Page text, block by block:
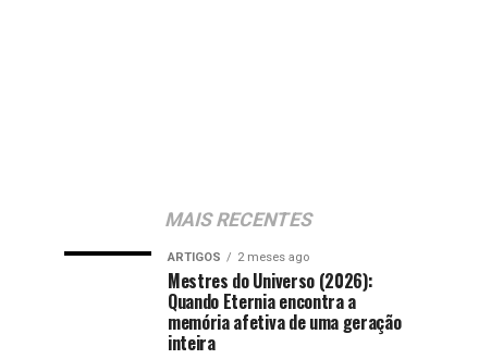
MAIS RECENTES
ARTIGOS 2 meses ago
Mestres do Universo (2026):
Quando Eternia encontra a
memória afetiva de uma geração
inteira